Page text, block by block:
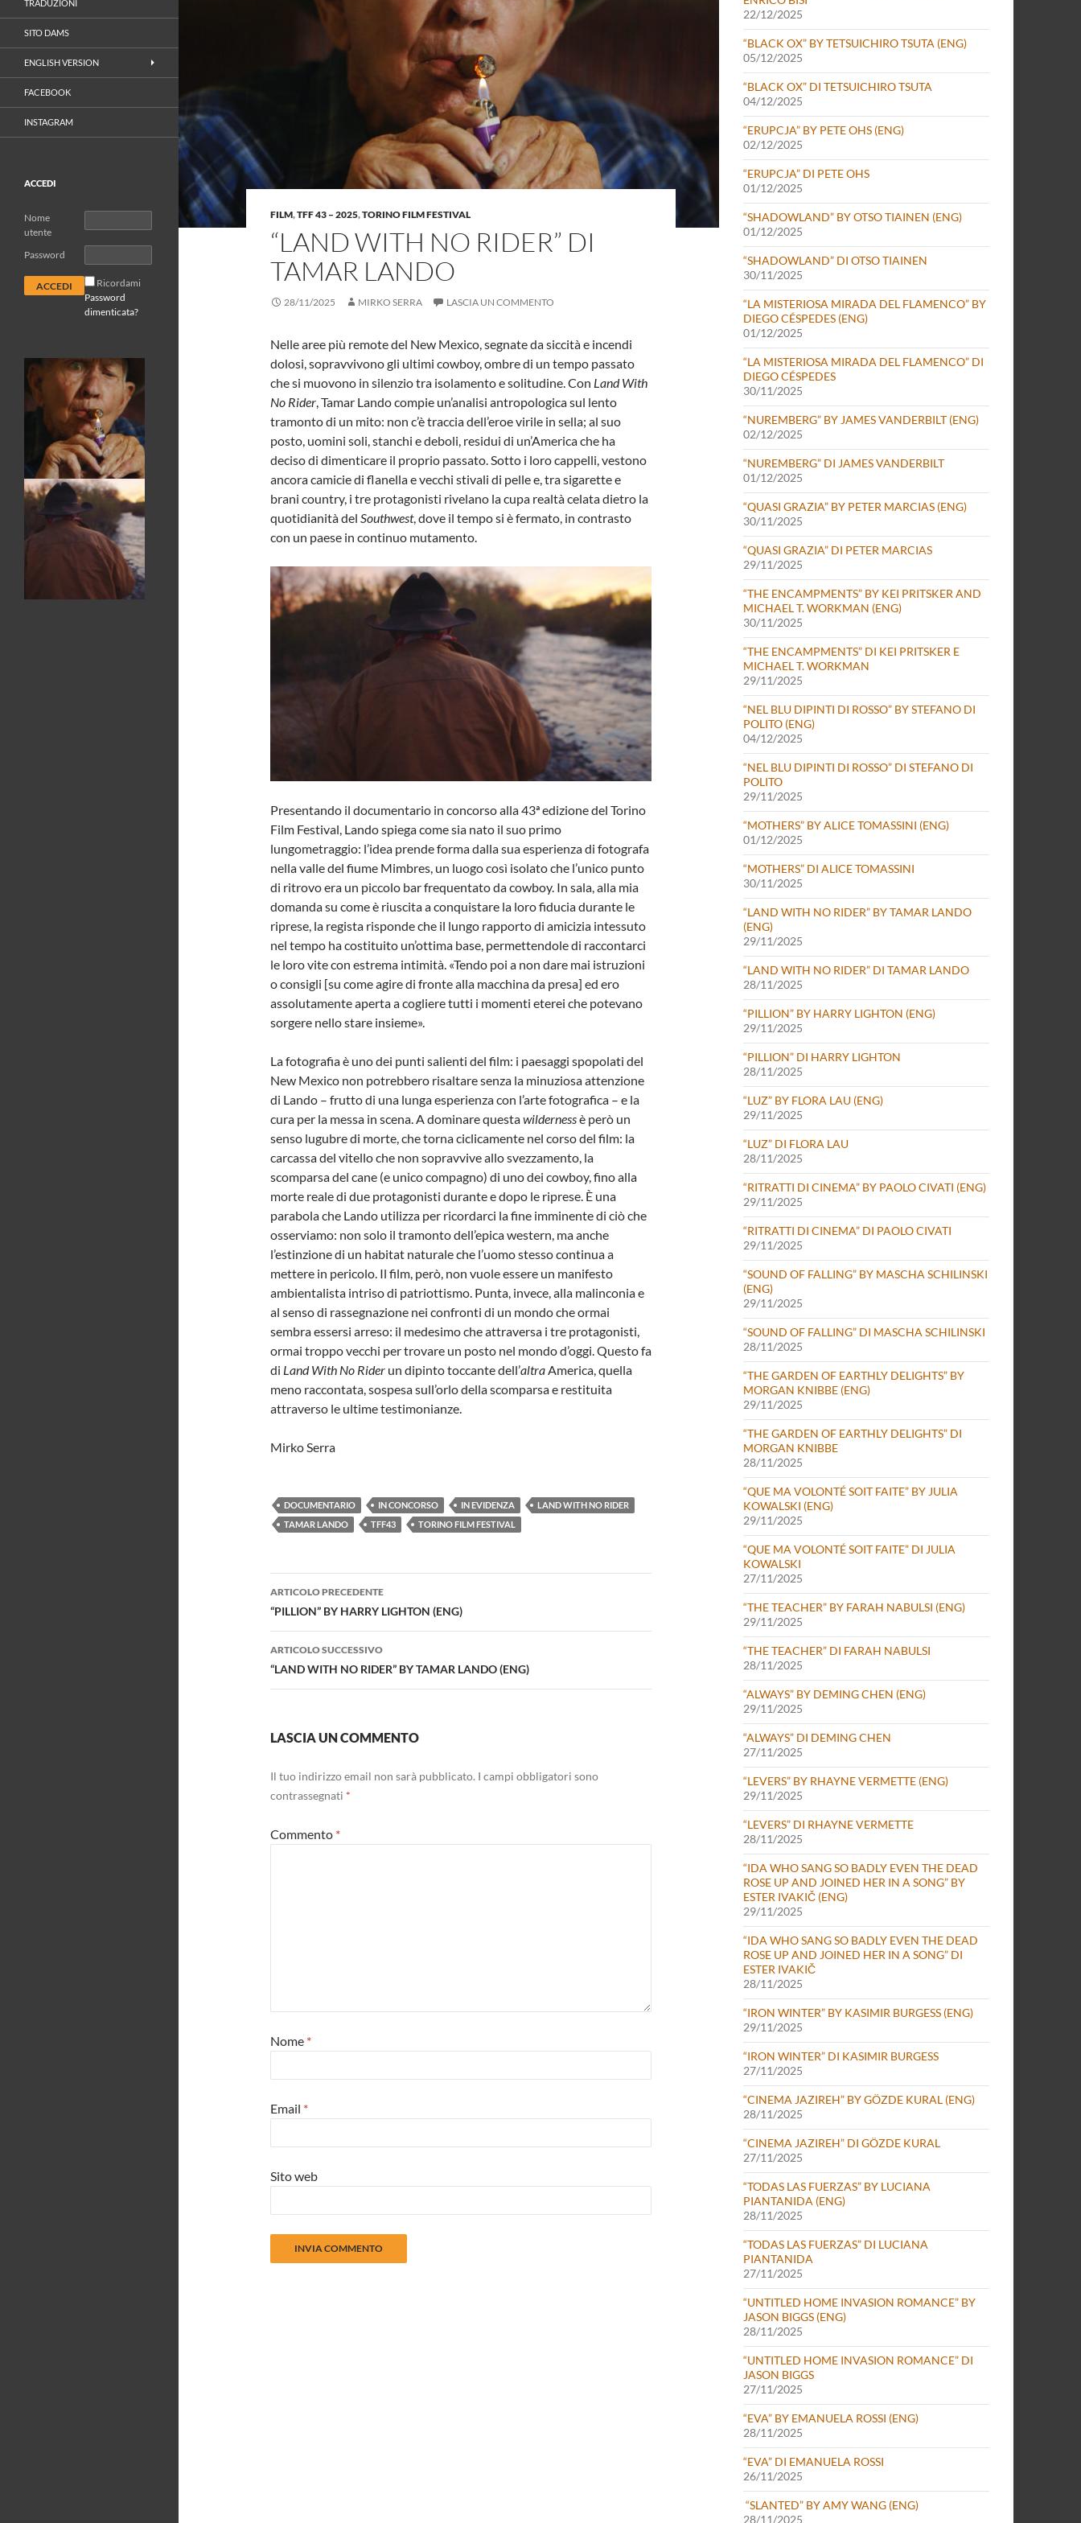
FILM,TFF 43 – 2025,TORINO FILM FESTIVAL
“LAND WITH NO RIDER” DI
TAMAR LANDO
28/11/2025 MIRKO SERRA LASCIA UN COMMENTO
Nelle aree più remote del New Mexico, segnate da siccità e incendi
dolosi, sopravvivono gli ultimi cowboy, ombre di un tempo passato
che si muovono in silenzio tra isolamento e solitudine. Con Land With
No Rider, Tamar Lando compie un’analisi antropologica sul lento
tramonto di un mito: non c’è traccia dell’eroe virile in sella; al suo
posto, uomini soli, stanchi e deboli, residui di un’America che ha
deciso di dimenticare il proprio passato. Sotto i loro cappelli, vestono
ancora camicie di flanella e vecchi stivali di pelle e, tra sigarette e
brani country, i tre protagonisti rivelano la cupa realtà celata dietro la
quotidianità del Southwest, dove il tempo si è fermato, in contrasto
con un paese in continuo mutamento.
Presentando il documentario in concorso alla 43ª edizione del Torino
Film Festival, Lando spiega come sia nato il suo primo
lungometraggio: l’idea prende forma dalla sua esperienza di fotografa
nella valle del fiume Mimbres, un luogo così isolato che l’unico punto
di ritrovo era un piccolo bar frequentato da cowboy. In sala, alla mia
domanda su come è riuscita a conquistare la loro fiducia durante le
riprese, la regista risponde che il lungo rapporto di amicizia intessuto
nel tempo ha costituito un’ottima base, permettendole di raccontarci
le loro vite con estrema intimità. «Tendo poi a non dare mai istruzioni
o consigli [su come agire di fronte alla macchina da presa] ed ero
assolutamente aperta a cogliere tutti i momenti eterei che potevano
sorgere nello stare insieme».
La fotografia è uno dei punti salienti del film: i paesaggi spopolati del
New Mexico non potrebbero risaltare senza la minuziosa attenzione
di Lando – frutto di una lunga esperienza con l’arte fotografica – e la
cura per la messa in scena. A dominare questawildernessè però un
senso lugubre di morte, che torna ciclicamente nel corso del film: la
carcassa del vitello che non sopravvive allo svezzamento, la
scomparsa del cane (e unico compagno) di uno dei cowboy, fino alla
morte reale di due protagonisti durante e dopo le riprese. È una
parabola che Lando utilizza per ricordarci la fine imminente di ciò che
osserviamo: non solo il tramonto dell’epica western, ma anche
l’estinzione di un habitat naturale che l’uomo stesso continua a
mettere in pericolo. Il film, però, non vuole essere un manifesto
ambientalista intriso di patriottismo. Punta, invece, alla malinconia e
al senso di rassegnazione nei confronti di un mondo che ormai
sembra essersi arreso: il medesimo che attraversa i tre protagonisti,
ormai troppo vecchi per trovare un posto nel mondo d’oggi. Questo fa
di Land With No Rider un dipinto toccante dell’altraAmerica, quella
meno raccontata, sospesa sull’orlo della scomparsa e restituita
attraverso le ultime testimonianze.
Mirko Serra
DOCUMENTARIO IN CONCORSO IN EVIDENZA
LAND WITH NO RIDER
TAMAR LANDO
TFF43 TORINO FILM FESTIVAL
Navigazione
articolo
ARTICOLO PRECEDENTE
“PILLION” BY HARRY LIGHTON (ENG)
ARTICOLO SUCCESSIVO
“LAND WITH NO RIDER” BY TAMAR LANDO (ENG)
LASCIA UN COMMENTO
Il tuo indirizzo email non sarà pubblicato. I campi obbligatori sono
contrassegnati *
Commento *
Nome *
Email *
Sito web
22/12/2025
“BLACK OX” BY TETSUICHIRO TSUTA (ENG)
05/12/2025
“BLACK OX” DI TETSUICHIRO TSUTA
04/12/2025
“ERUPCJA” BY PETE OHS (ENG)
02/12/2025
“ERUPCJA” DI PETE OHS
01/12/2025
“SHADOWLAND” BY OTSO TIAINEN (ENG)
01/12/2025
“SHADOWLAND” DI OTSO TIAINEN
30/11/2025
“LA MISTERIOSA MIRADA DEL FLAMENCO” BY
DIEGO CÉSPEDES (ENG)
01/12/2025
“LA MISTERIOSA MIRADA DEL FLAMENCO” DI
DIEGO CÉSPEDES
30/11/2025
“NUREMBERG” BY JAMES VANDERBILT (ENG)
02/12/2025
“NUREMBERG” DI JAMES VANDERBILT
01/12/2025
“QUASI GRAZIA” BY PETER MARCIAS (ENG)
30/11/2025
“QUASI GRAZIA” DI PETER MARCIAS
29/11/2025
“THE ENCAMPMENTS” BY KEI PRITSKER AND
MICHAEL T. WORKMAN (ENG)
30/11/2025
“THE ENCAMPMENTS” DI KEI PRITSKER E
MICHAEL T. WORKMAN
29/11/2025
“NEL BLU DIPINTI DI ROSSO” BY STEFANO DI
POLITO (ENG)
04/12/2025
“NEL BLU DIPINTI DI ROSSO” DI STEFANO DI
POLITO
29/11/2025
“MOTHERS” BY ALICE TOMASSINI (ENG)
01/12/2025
“MOTHERS” DI ALICE TOMASSINI
30/11/2025
“LAND WITH NO RIDER” BY TAMAR LANDO
(ENG)
29/11/2025
“LAND WITH NO RIDER” DI TAMAR LANDO
28/11/2025
“PILLION” BY HARRY LIGHTON (ENG)
29/11/2025
“PILLION” DI HARRY LIGHTON
28/11/2025
“LUZ” BY FLORA LAU (ENG)
29/11/2025
“LUZ” DI FLORA LAU
28/11/2025
“RITRATTI DI CINEMA” BY PAOLO CIVATI (ENG)
29/11/2025
“RITRATTI DI CINEMA” DI PAOLO CIVATI
29/11/2025
“SOUND OF FALLING” BY MASCHA SCHILINSKI
(ENG)
29/11/2025
“SOUND OF FALLING” DI MASCHA SCHILINSKI
28/11/2025
“THE GARDEN OF EARTHLY DELIGHTS” BY
MORGAN KNIBBE (ENG)
29/11/2025
“THE GARDEN OF EARTHLY DELIGHTS” DI
MORGAN KNIBBE
28/11/2025
“QUE MA VOLONTÉ SOIT FAITE” BY JULIA
KOWALSKI (ENG)
29/11/2025
“QUE MA VOLONTÉ SOIT FAITE” DI JULIA
KOWALSKI
27/11/2025
“THE TEACHER” BY FARAH NABULSI (ENG)
29/11/2025
“THE TEACHER” DI FARAH NABULSI
28/11/2025
“ALWAYS” BY DEMING CHEN (ENG)
29/11/2025
“ALWAYS” DI DEMING CHEN
27/11/2025
“LEVERS” BY RHAYNE VERMETTE (ENG)
29/11/2025
“LEVERS” DI RHAYNE VERMETTE
28/11/2025
“IDA WHO SANG SO BADLY EVEN THE DEAD
ROSE UP AND JOINED HER IN A SONG” BY
ESTER IVAKIČ (ENG)
29/11/2025
“IDA WHO SANG SO BADLY EVEN THE DEAD
ROSE UP AND JOINED HER IN A SONG” DI
ESTER IVAKIČ
28/11/2025
“IRON WINTER” BY KASIMIR BURGESS (ENG)
29/11/2025
“IRON WINTER” DI KASIMIR BURGESS
27/11/2025
“CINEMA JAZIREH” BY GÖZDE KURAL (ENG)
28/11/2025
“CINEMA JAZIREH” DI GÖZDE KURAL
27/11/2025
“TODAS LAS FUERZAS” BY LUCIANA
PIANTANIDA (ENG)
28/11/2025
“TODAS LAS FUERZAS” DI LUCIANA
PIANTANIDA
27/11/2025
“UNTITLED HOME INVASION ROMANCE” BY
JASON BIGGS (ENG)
28/11/2025
“UNTITLED HOME INVASION ROMANCE” DI
JASON BIGGS
27/11/2025
“EVA” BY EMANUELA ROSSI (ENG)
28/11/2025
“EVA” DI EMANUELA ROSSI
26/11/2025
“SLANTED” BY AMY WANG (ENG)
28/11/2025
TRADUZIONI
SITO DAMS
ENGLISH VERSION
FACEBOOK
INSTAGRAM
ACCEDI
Nome
utente
Password
Ricordami
Password
dimenticata?